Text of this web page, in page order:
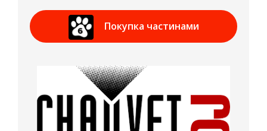
Приват Банк
Покупка частинами